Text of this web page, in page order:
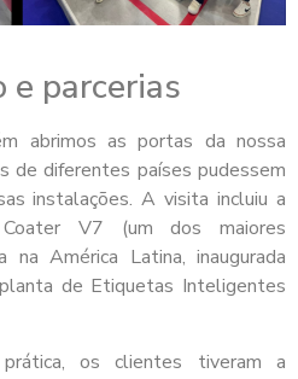
parcerias
abrimos as portas da nossa
de diferentes países pudessem
instalações. A visita incluiu a
V7 (um dos maiores
na América Latina, inaugurada
de Etiquetas Inteligentes
os clientes tiveram a